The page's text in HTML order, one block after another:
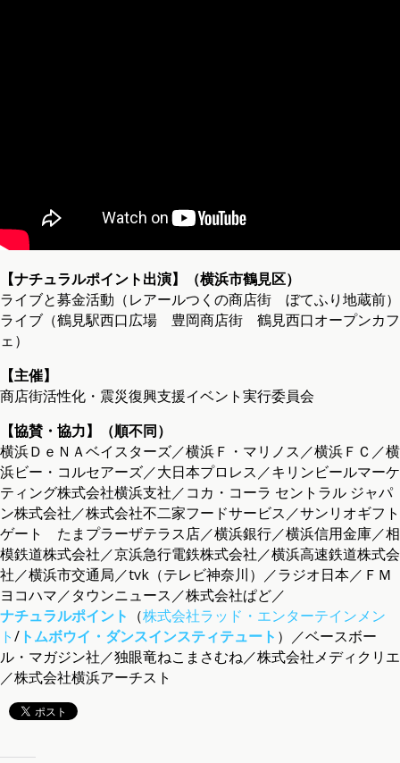
【ナチュラルポイント出演】（横浜市鶴見区）
ライブと募金活動（レアールつくの商店街 ぼてふり地蔵前）
ライブ（鶴見駅西口広場 豊岡商店街 鶴見西口オープンカフ
ェ）
【主催】
商店街活性化・震災復興支援イベント実行委員会
【協賛・協力】（順不同）
横浜ＤｅＮＡベイスターズ／横浜Ｆ・マリノス／横浜ＦＣ／横
浜ビー・コルセアーズ／大日本プロレス／キリンビールマーケ
ティング株式会社横浜支社／コカ・コーラ セントラル ジャパ
ン株式会社／株式会社不二家フードサービス／サンリオギフト
ゲート たまプラーザテラス店／横浜銀行／横浜信用金庫／相
模鉄道株式会社／京浜急行電鉄株式会社／横浜高速鉄道株式会
社／横浜市交通局／tvk（テレビ神奈川）／ラジオ日本／ＦＭ
ヨコハマ／タウンニュース／株式会社ぱど／
ナチュラルポイント （株式会社ラッド・エンターテインメン
ト/ トムボウイ・ダンスインスティテュート ）／ベースボー
ル・マガジン社／独眼竜ねこまさむね／株式会社メディクリエ
／株式会社横浜アーチスト